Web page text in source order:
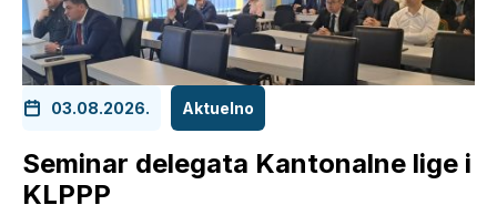
03.08.2026. Aktuelno
Seminar delegata Kantonalne lige i
KLPPP